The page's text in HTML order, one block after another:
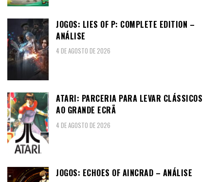
JOGOS: LIES OF P: COMPLETE EDITION –
ANÁLISE
4 DE AGOSTO DE 2026
ATARI: PARCERIA PARA LEVAR CLÁSSICOS
AO GRANDE ECRÃ
4 DE AGOSTO DE 2026
JOGOS: ECHOES OF AINCRAD – ANÁLISE